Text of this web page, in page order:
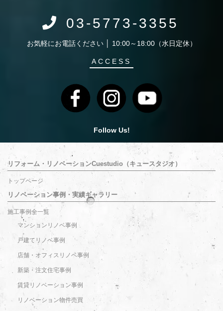
03-5773-3355
お気軽にお電話ください │ 10:00～18:00（水日定休）
ACCESS
Follow Us!
リフォーム・リノベーションCuestudio（キュースタジオ）
トップページ
リノベーション事例・実績ギャラリー
施工事例全一覧
マンションリノベ事例
戸建てリノベ事例
店舗・オフィスリノベ事例
新築・注文住宅事例
賃貸リノベーション事例
リノベーション物件売買